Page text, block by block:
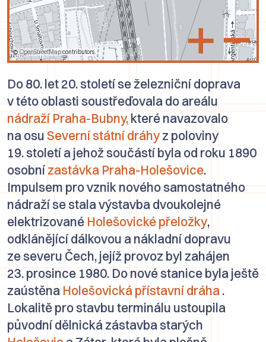
+ –
©OpenStreetMapcontributors.
Do 80. let 20. století se železniční doprava
v této oblasti soustřeďovala do areálu
nádraží Praha-Bubny,které navazovalo
na osu Severní státní dráhyz poloviny
19. století a jehož součástí byla od roku 1890
osobnízastávka Praha-Holešovice.
Impulsem pro vznik nového samostatného
nádraží se stala výstavba dvoukolejné
elektrizované Holešovické přeložky,
odklánějící dálkovou a nákladní dopravu
ze severu Čech, jejíž provoz byl zahájen
23. prosince 1980. Do nové stanice byla ještě
zaústěna Holešovická přístavní dráha .
Lokalitě pro stavbu terminálu ustoupila
původní dělnická zástavba starých